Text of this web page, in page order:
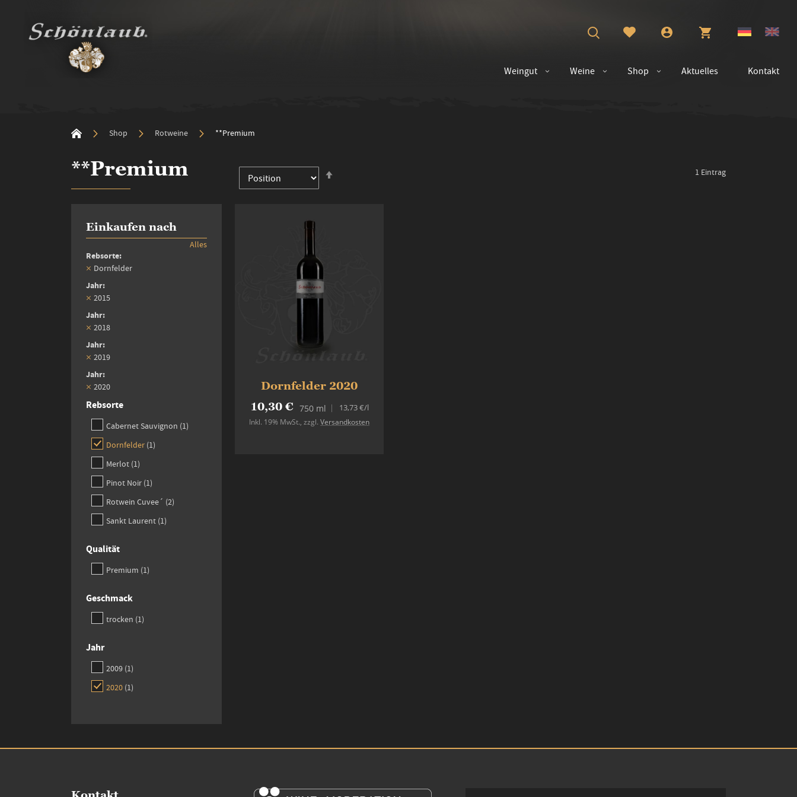
Weine Shop Aktuelles
Weingut Kontakt
Shop Rotweine **Premium
**Premium 1 Eintrag
Dornfelder 2020
10,30 € 750 ml
Inkl. 19% MwSt.,zzgl.Versandkosten
13,73 €/l
Einkaufen nach
Rebsorte
Dornfelder
Jahr
2015
Jahr
2018
Jahr
2019
Jahr
2020
Alles
Rebsorte
Cabernet Sauvignon 1item
Dornfelder 1item
Merlot 1item
Pinot Noir 1item
Rotwein Cuvee´ 2items
Sankt Laurent 1item
Qualität
Premium 1item
Geschmack
trocken 1item
Jahr
2009 1item
2020 1item